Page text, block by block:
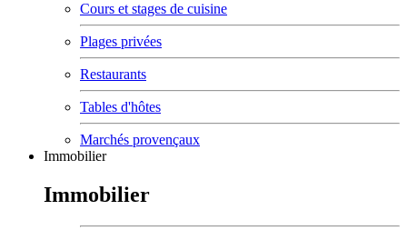
Cours et stages de cuisine
Plages privées
Restaurants
Tables d'hôtes
Marchés provençaux
Immobilier
Immobilier